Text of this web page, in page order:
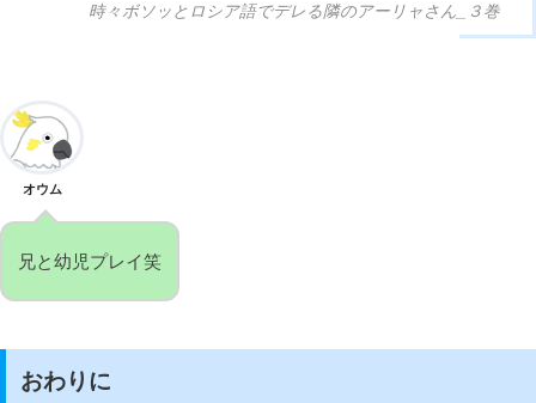
時々ボソッとロシア語でデレる隣のアーリャさん_３巻
オウム
兄と幼児プレイ笑
おわりに